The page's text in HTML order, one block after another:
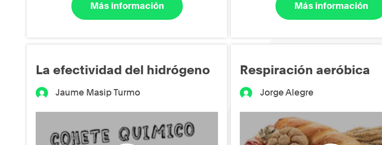
Más información Más información
La efectividad del hidrógeno
Jaume Masip Turmo
Respiración aeróbica
Jorge Alegre